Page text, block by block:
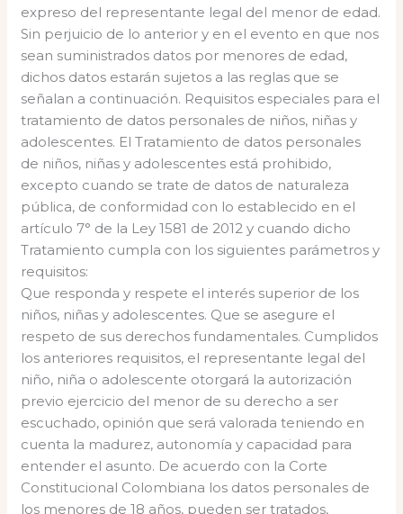
expreso del representante legal del menor de edad.
Sin perjuicio de lo anterior y en el evento en que nos
sean suministrados datos por menores de edad,
dichos datos estarán sujetos a las reglas que se
señalan a continuación. Requisitos especiales para el
tratamiento de datos personales de niños, niñas y
adolescentes. El Tratamiento de datos personales
de niños, niñas y adolescentes está prohibido,
excepto cuando se trate de datos de naturaleza
pública, de conformidad con lo establecido en el
artículo 7° de la Ley 1581 de 2012 y cuando dicho
Tratamiento cumpla con los siguientes parámetros y
requisitos:
Que responda y respete el interés superior de los
niños, niñas y adolescentes. Que se asegure el
respeto de sus derechos fundamentales. Cumplidos
los anteriores requisitos, el representante legal del
niño, niña o adolescente otorgará la autorización
previo ejercicio del menor de su derecho a ser
escuchado, opinión que será valorada teniendo en
cuenta la madurez, autonomía y capacidad para
entender el asunto. De acuerdo con la Corte
Constitucional Colombiana los datos personales de
los menores de 18 años, pueden ser tratados,